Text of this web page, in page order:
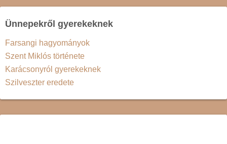
Ünnepekről gyerekeknek
Farsangi hagyományok
Szent Miklós története
Karácsonyról gyerekeknek
Szilveszter eredete